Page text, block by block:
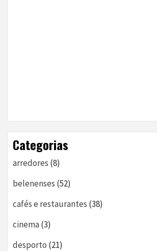
Categorias
arredores (8)
belenenses (52)
cafés e restaurantes (38)
cinema(3)
desporto (21)